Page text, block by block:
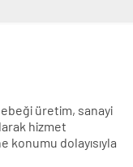
üretim, sanayi
hizmet
konumu dolayısıyla